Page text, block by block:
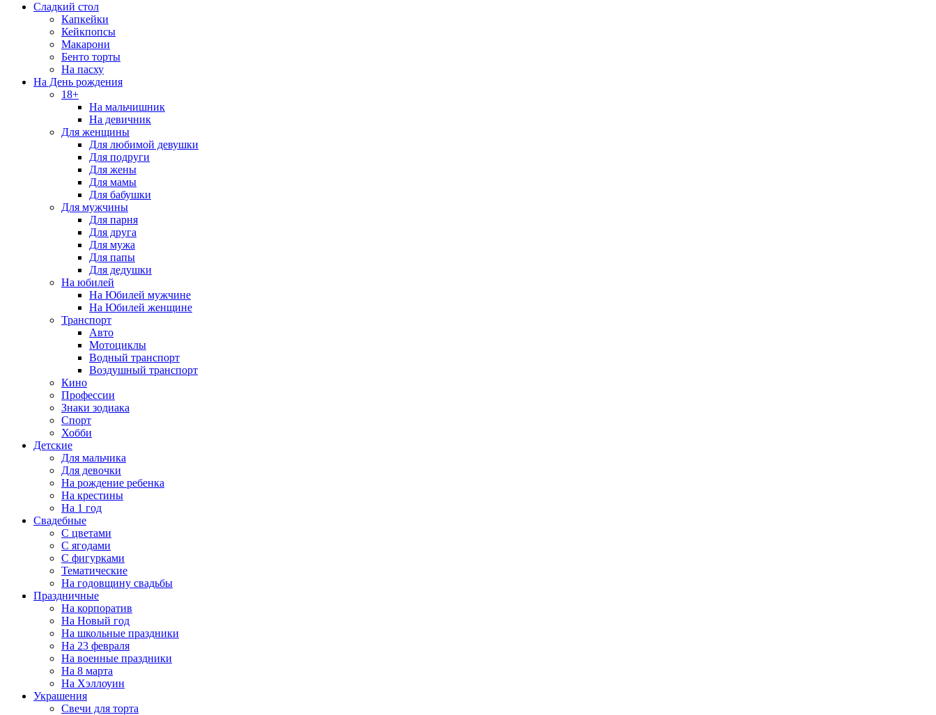
Сладкий стол
Капкейки
Кейкпопсы
Макарони
Бенто торты
На пасху
На День рождения
18+
На мальчишник
На девичник
Для женщины
Для любимой девушки
Для подруги
Для жены
Для мамы
Для бабушки
Для мужчины
Для парня
Для друга
Для мужа
Для папы
Для дедушки
На юбилей
На Юбилей мужчине
На Юбилей женщине
Транспорт
Авто
Мотоциклы
Водный транспорт
Воздушный транспорт
Кино
Профессии
Знаки зодиака
Спорт
Хобби
Детские
Для мальчика
Для девочки
На рождение ребенка
На крестины
На 1 год
Свадебные
С цветами
С ягодами
С фигурками
Тематические
На годовщину свадьбы
Праздничные
На корпоратив
На Новый год
На школьные праздники
На 23 февраля
На военные праздники
На 8 марта
На Хэллоуин
Украшения
Свечи для торта